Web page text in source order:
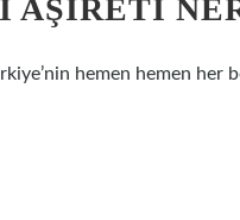
AŞIRETI
hemen hemen her